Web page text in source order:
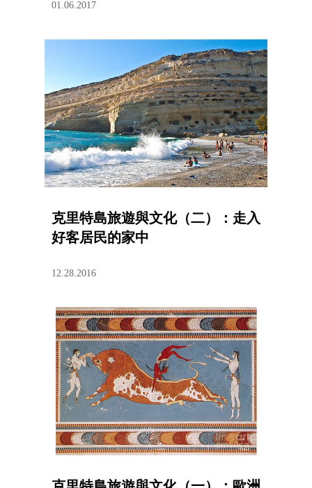
01.06.2017
克里特島旅遊與文化（二）：走入
好客居民的家中
12.28.2016